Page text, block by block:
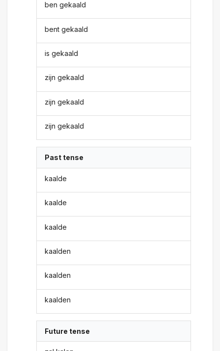
ben gekaald
bent gekaald
is gekaald
zijn gekaald
zijn gekaald
zijn gekaald
Past tense
kaalde
kaalde
kaalde
kaalden
kaalden
kaalden
Future tense